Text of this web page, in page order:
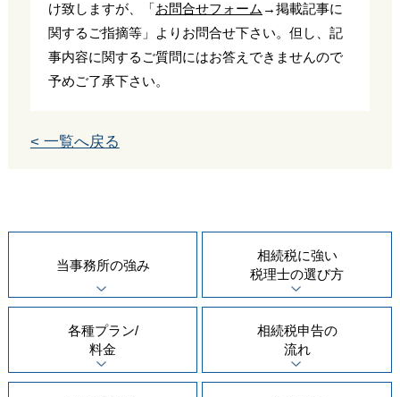
け致しますが、「 お問合せフォーム →掲載記事に
関するご指摘等」よりお問合せ下さい。但し、記
事内容に関するご質問にはお答えできませんので
予めご了承下さい。
< 一覧へ戻る
当事務所の強み
相続税に強い
税理士の選び方
各種プラン/
料金
相続税申告の
流れ